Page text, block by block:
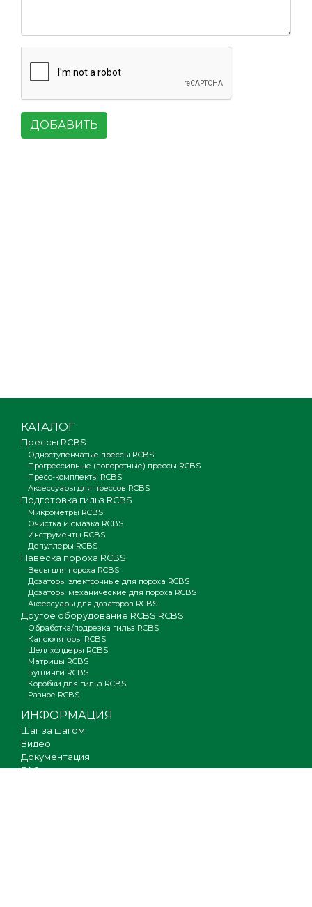
ДОБАВИТЬ
КАТАЛОГ
Прессы RCBS
Одноступенчатые прессы RCBS
Прогрессивные (поворотные) прессы RCBS
Пресс-комплекты RCBS
Аксессуары для прессов RCBS
Подготовка гильз RCBS
Микрометры RCBS
Очистка и смазка RCBS
Инструменты RCBS
Депуллеры RCBS
Навеска пороха RCBS
Весы для пороха RCBS
Дозаторы электронные для пороха RCBS
Дозаторы механические для пороха RCBS
Аксессуары для дозаторов RCBS
Другое оборудование RCBS RCBS
Обработка/подрезка гильз RCBS
Капсюляторы RCBS
Шеллхолдеры RCBS
Матрицы RCBS
Бушинги RCBS
Коробки для гильз RCBS
Разное RCBS
ИНФОРМАЦИЯ
Шаг за шагом
Видео
Документация
FAQ